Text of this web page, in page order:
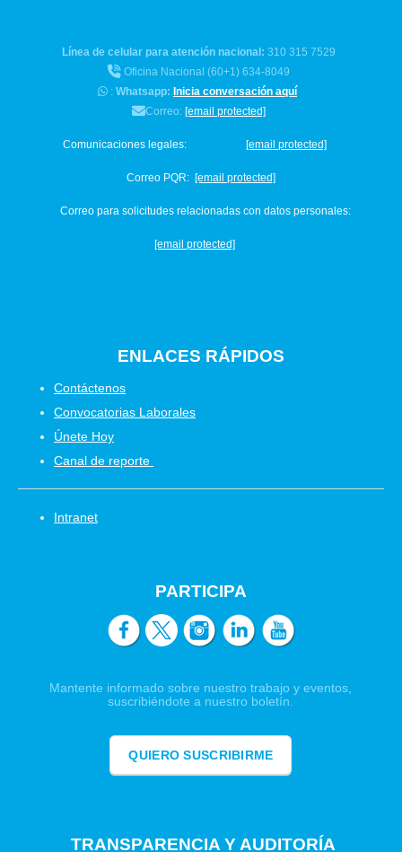
Línea de celular para atención nacional: 310 315 7529
Oficina Nacional (60+1) 634-8049
: Whatsapp: Inicia conversación aquí
Correo: [email protected]
Comunicaciones legales: [email protected]
Correo PQR:[email protected]
Correo para solicitudes relacionadas con datos personales:
[email protected]
ENLACES RÁPIDOS
Contáctenos
Convocatorias Laborales
Únete Hoy
Canal de reporte
Intranet
PARTICIPA
Mantente informado sobre nuestro trabajo y eventos,
suscribiéndote a nuestro boletín.
QUIERO SUSCRIBIRME
TRANSPARENCIA Y AUDITORÍA